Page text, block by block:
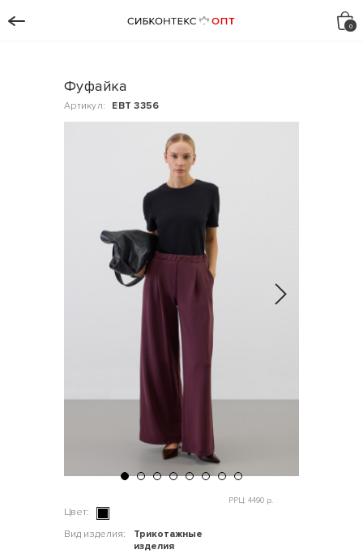
Фуфайка
Артикул: ЕВТ 3356
Цвет:
Вид изделия:
Трикотажные
изделия
РРЦ: 4490 р.